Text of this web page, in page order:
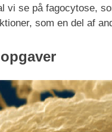
vi se på fagocytose,
som en del af